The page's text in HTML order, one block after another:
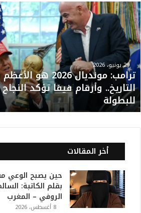
ت
ر
ا
م
ب
:
م
ن
د
ي
29 يونيو، 2026
ترامب: مونديال 2026 هو
التاريخ.. وأرقام فيفا تؤكد
للبطولة
أخر المقالات
حين يصبح الوعي
بقلم الكاتبة:
الروفي – المغرب
8 أغسطس، 2026